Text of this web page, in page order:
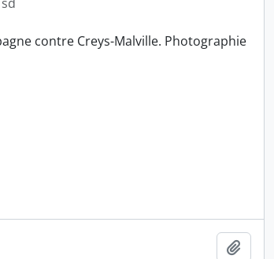
sd
contre Creys-Malville. Photographie